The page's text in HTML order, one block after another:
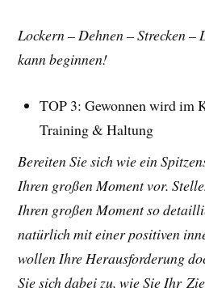
Lockern – Dehnen – Strecken
kann beginnen!
TOP 3: Gewonnen wird
Training & Haltung
Bereiten Sie sich wie ein
Ihren großen Moment vor.
Ihren großen Moment so
natürlich mit einer positiven
wollen Ihre Herausforderung
Sie sich dabei zu, wie Sie Ihr